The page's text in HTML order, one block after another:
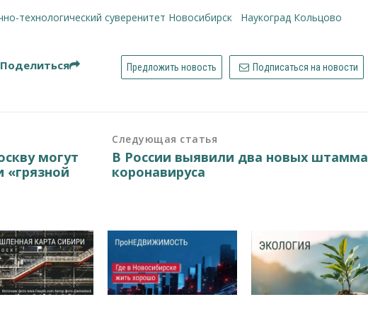
технологический суверенитет Новосибирск Наукоград Кольцово
Поделиться Предложить новость Подписаться на новости
могут
«грязной
Следующая статья
В России выявили два новых штамма
коронавируса